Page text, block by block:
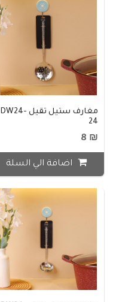
مغارف ستيل ثقيل DW24-
24
₪ 8
اضافة الي السلة